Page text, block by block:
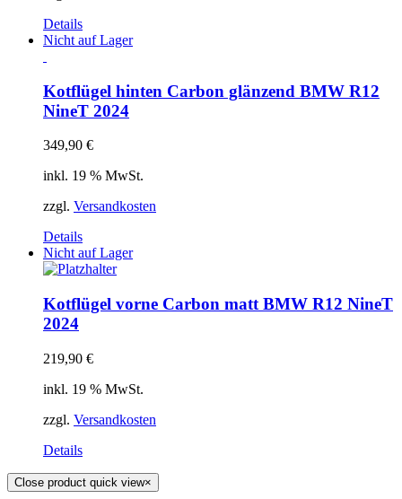
Details
Nicht auf Lager
Kotflügel hinten Carbon glänzend BMW R12
NineT 2024
349,90 €
inkl. 19 % MwSt.
zzgl. Versandkosten
Details
Nicht auf Lager
Kotflügel vorne Carbon matt BMW R12 NineT
2024
219,90 €
inkl. 19 % MwSt.
zzgl. Versandkosten
Details
Close product quick view×